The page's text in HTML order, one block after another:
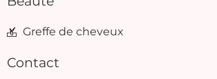
Greffe de cheveux
Contact